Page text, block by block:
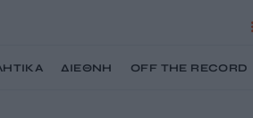
ΔΙΕΘΝΗ OFF THE RECORD